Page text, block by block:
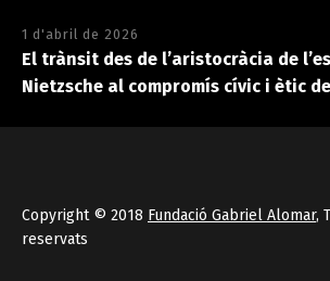
1 d'abril de 2026
El trànsit des de l’aristocràcia de
Nietzsche al compromís cívic i ètic
Copyright © 2018 Fundació Gabriel Alomar,
reservats